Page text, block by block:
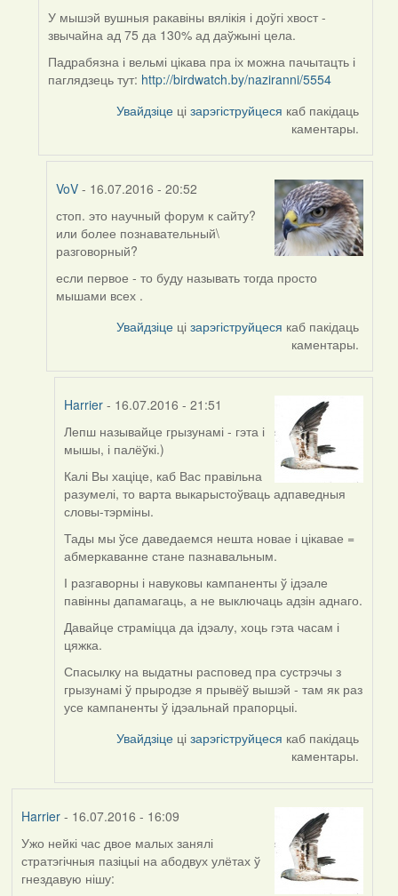
У мышэй вушныя ракавіны вялікія і доўгі хвост -
звычайна ад 75 да 130% ад даўжыні цела.
Падрабязна і вельмі цікава пра іх можна пачытацть і
паглядзець тут: http://birdwatch.by/naziranni/5554
Увайдзіце цізарэгіструйцеся каб пакідаць
каментары.
VoV - 16.07.2016 - 20:52
In
reply
to
by
Harrier
стоп. это научный форум к сайту?
или более познавательный\
разговорный?
если первое - то буду называть тогда просто
мышами всех .
Увайдзіце цізарэгіструйцеся каб пакідаць
каментары.
Harrier - 16.07.2016 - 21:51
In
reply
to
by
VoV
Лепш называйце грызунамі - гэта і
мышы, і палёўкі.)
Калі Вы хаціце, каб Вас правільна
разумелі, то варта выкарыстоўваць адпаведныя
словы-тэрміны.
Тады мы ўсе даведаемся нешта новае і цікавае =
абмеркаванне стане пазнавальным.
І разгаворны і навуковы кампаненты ў ідэале
павінны дапамагаць, а не выключаць адзін аднаго.
Давайце страміцца да ідэалу, хоць гэта часам і
цяжка.
Спасылку на выдатны расповед пра сустрэчы з
грызунамі ў прыродзе я прывёў вышэй - там як раз
усе кампаненты ў ідэальнай прапорцыі.
Увайдзіце цізарэгіструйцеся каб пакідаць
каментары.
Harrier- 16.07.2016 - 16:09
Ужо нейкі час двое малых занялі
стратэгічныя пазіцыі на абодвух улётах ў
гнездавую нішу: